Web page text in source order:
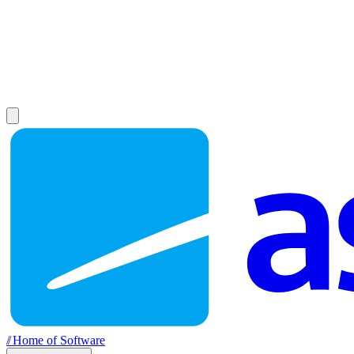
//Home of Software